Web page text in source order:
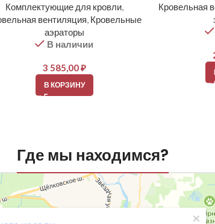
Комплектующие для кровли,
вентиляция, Кровельные
аэраторы
В наличии
3 585,00₽
В КОРЗИНУ
Кровельная
Где мы находимся?